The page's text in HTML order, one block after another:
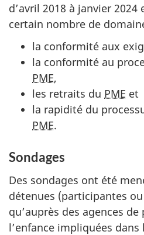
d’avril 2018 à janvier
certain nombre de
la conformité aux
la conformité au
PME,
les retraits du PME et
la rapidité du
PME.
Sondages
Des sondages ont été
détenues (participantes
qu’auprès des agences
l’enfance impliquées dans